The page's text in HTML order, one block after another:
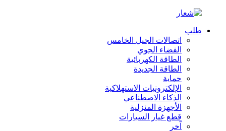
طلب
اتصالات الجيل الخامس
الفضاء الجوي
الطاقة الكهربائية
الطاقة الجديدة
حماية
الإلكترونيات الاستهلاكية
الذكاء الاصطناعي
الأجهزة المنزلية
قطع غيار السيارات
آخر